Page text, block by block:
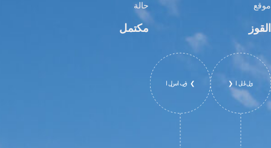
موقع
القوز
حالة
مكتمل
السابق ❯ ❮ التالي